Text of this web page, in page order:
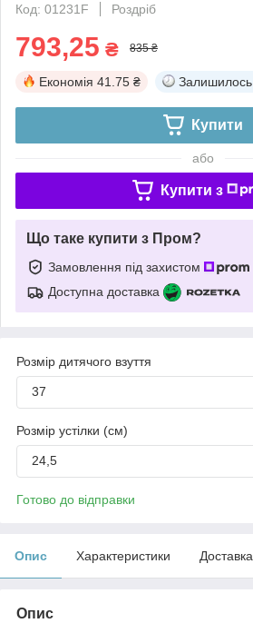
Код: 01231F
Роздріб
793,25 ₴ 835 ₴
Економія 41.75 ₴ Залишилось
Купити
або
Купити з
Що таке купити з Пром?
Замовлення під захистом
Доступна доставка
Розмір дитячого взуття
37
Розмір устілки (см)
24,5
Готово до відправки
Опис Характеристики Доставка
Опис